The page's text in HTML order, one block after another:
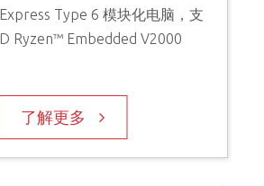
Type 6 模块化电脑，支
Ryzen™ Embedded V2000
了解更多